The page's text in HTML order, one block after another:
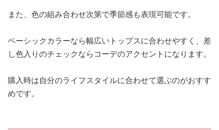
また、色の組み合わせ次第で季節感も表現可能です。
ベーシックカラーなら幅広いトップスに合わせやすく、差
し色入りのチェックならコーデのアクセントになります。
購入時は自分のライフスタイルに合わせて選ぶのがおすす
めです。